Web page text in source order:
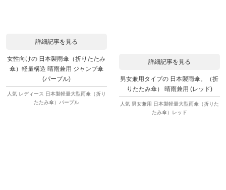
詳細記事を見る
女性向けの 日本製雨傘（折りたたみ
傘）軽量構造 晴雨兼用 ジャンプ傘
(パープル)
人気 レディース 日本製軽量大型雨傘（折り
たたみ傘）パープル
詳細記事を見る
男女兼用タイプの 日本製雨傘。（折
りたたみ傘） 晴雨兼用 (レッド)
人気 男女兼用 日本製軽量大型雨傘（折りた
たみ傘）レッド